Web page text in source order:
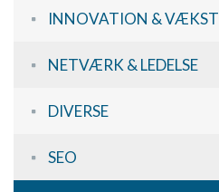
INNOVATION & VÆKST
NETVÆRK & LEDELSE
DIVERSE
SEO